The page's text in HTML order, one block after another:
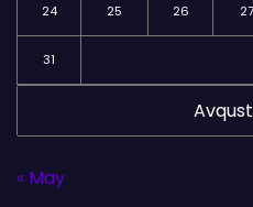
24 25 26 27
31
« May